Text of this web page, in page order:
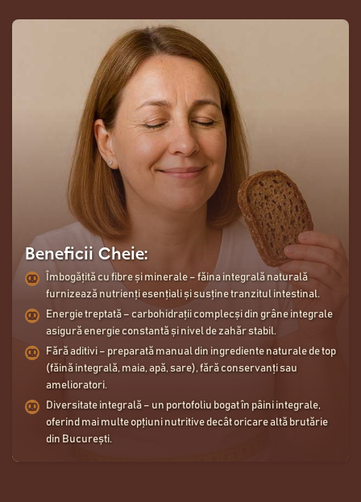
Beneficii Cheie:
Îmbogățită cu fibre și minerale – făina integrală naturală
furnizează nutrienți esențiali și susține tranzitul intestinal.
Energie treptată – carbohidrații complecși din grâne integrale
asigură energie constantă și nivel de zahăr stabil.
Fără aditivi – preparată manual din ingrediente naturale de top
(făină integrală, maia, apă, sare), fără conservanți sau
amelioratori.
Diversitate integrală – un portofoliu bogat în pâini integrale,
oferind mai multe opțiuni nutritive decât oricare altă brutărie
din București.